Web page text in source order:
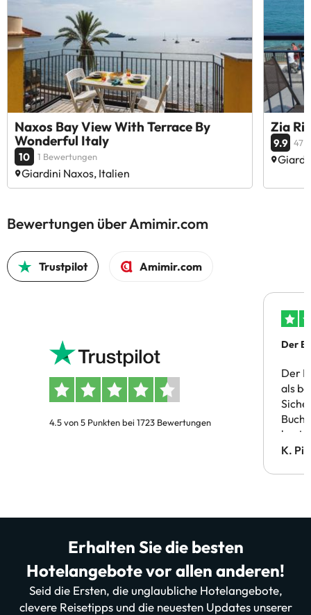
Naxos Bay View With Terrace By
Wonderful Italy
10 1 Bewertungen
Giardini Naxos, Italien
Zia
9.9 47
Bewertungen über Amimir.com
Trustpilot Amimir.com
4.5 von 5 Punkten bei 1723 Bewertungen
Der
Der
als
K.
Erhalten Sie die besten
Hotelangebote vor allen anderen!
Seid die Ersten, die unglaubliche Hotelangebote,
clevere Reisetipps und die neuesten Updates unserer